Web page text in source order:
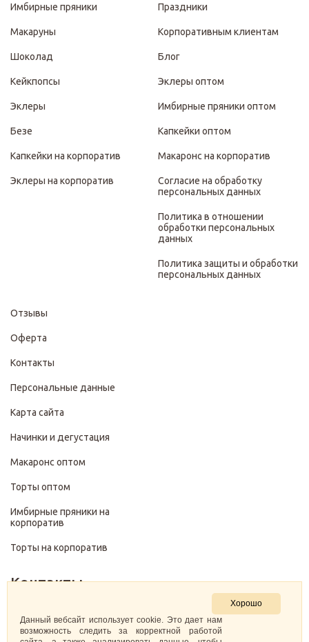
Имбирные пряники
Макаруны
Шоколад
Кейкпопсы
Эклеры
Безе
Капкейки на корпоратив
Эклеры на корпоратив
Праздники
Корпоративным клиентам
Блог
Эклеры оптом
Имбирные пряники оптом
Капкейки оптом
Макаронс на корпоратив
Согласие на обработку
персональных данных
Политика в отношении
обработки персональных
данных
Политика защиты и обработки
персональных данных
Отзывы
Оферта
Контакты
Персональные данные
Карта сайта
Начинки и дегустация
Макаронс оптом
Торты оптом
Имбирные пряники на
корпоратив
Торты на корпоратив
Контакты
+7 (499) 322-28-29
Хорошо
Данный вебсайт использует cookie. Это дает нам
возможность следить за корректной работой